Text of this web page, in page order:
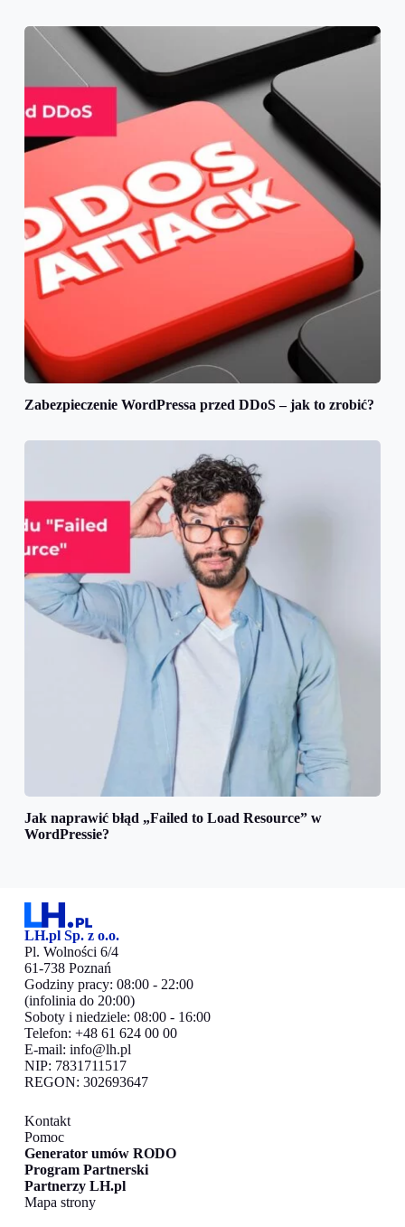
Zabezpieczenie WordPressa przed DDoS – jak to zrobić?
Jak naprawić błąd „Failed to Load Resource” w
WordPressie?
LH.pl Sp. z o.o.
Pl. Wolności 6/4
61-738 Poznań
Godziny pracy: 08:00 - 22:00
(infolinia do 20:00)
Soboty i niedziele: 08:00 - 16:00
Telefon: +48 61 624 00 00
E-mail: info@lh.pl
NIP: 7831711517
REGON: 302693647
Kontakt
Pomoc
Generator umów RODO
Program Partnerski
Partnerzy LH.pl
Mapa strony